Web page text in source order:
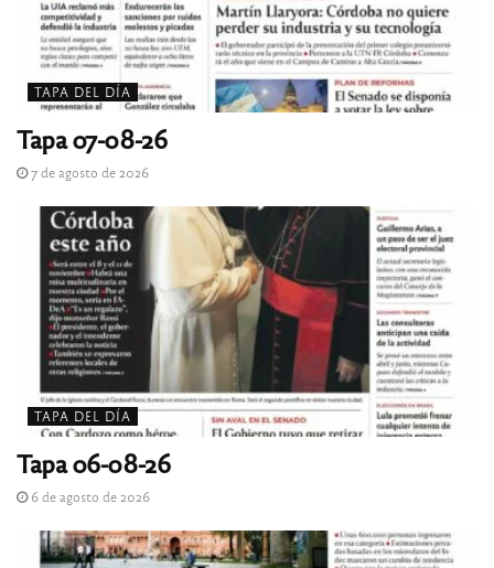
TAPA DEL DÍA
Tapa 07-08-26
7 de agosto de 2026
TAPA DEL DÍA
Tapa 06-08-26
6 de agosto de 2026